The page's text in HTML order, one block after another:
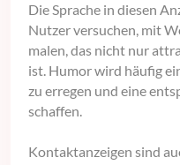
Die Sprache in diesen
Nutzer versuchen, mit
malen, das nicht nur
ist. Humor wird häufig
zu erregen und eine
schaffen.
Kontaktanzeigen sind